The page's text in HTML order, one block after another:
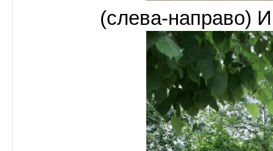
(слева-направо)